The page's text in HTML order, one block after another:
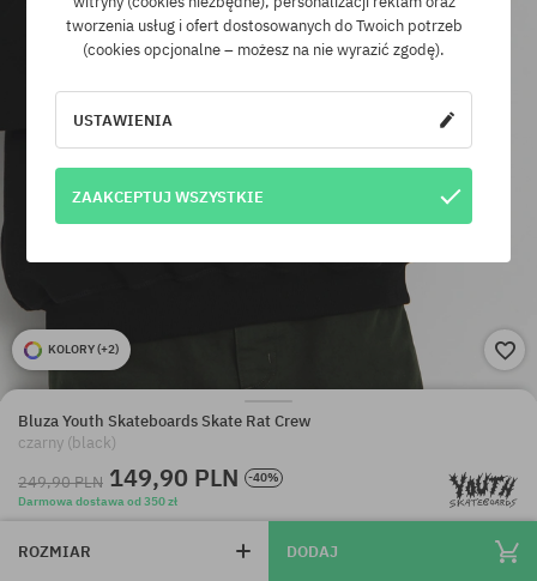
KOLORY (+2)
Bluza Youth Skateboards Skate Rat Crew
czarny (black)
249,90 PLN 149,90 PLN
-40%
Darmowa dostawa od 350 zł
ROZMIAR DODAJ
tworzenia usług i ofert dostosowanych do Twoich potrzeb
(cookies opcjonalne – możesz na nie wyrazić zgodę).
USTAWIENIA
ZAAKCEPTUJ WSZYSTKIE